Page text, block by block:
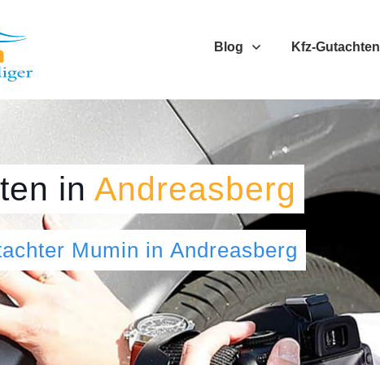
Blog Kfz-Gutachten
in Andreasberg
Mumin in Andreasberg